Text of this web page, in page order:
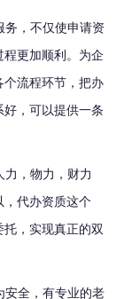
务，不仅使申请资
更加顺利。 为企
个流程环节，把办
，可以提供一条
力，物力，财力
，代办资质这个
，实现真正的双
安全，有专业的老